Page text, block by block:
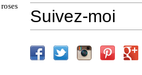
Suivez-moi